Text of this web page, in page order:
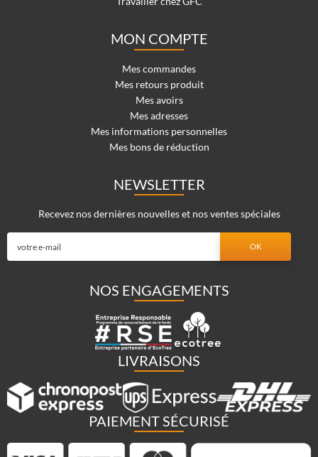
MON COMPTE
Mes commandes
Mes retours produit
Mes avoirs
Mes adresses
Mes informations personnelles
Mes bons de réduction
NEWSLETTER
Recevez nos dernières nouvelles et nos ventes spéciales
NOS ENGAGEMENTS
LIVRAISONS
PAIEMENT SÉCURISÉ